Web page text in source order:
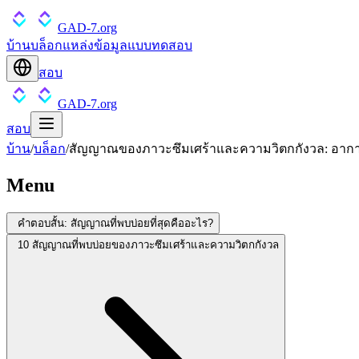
GAD-7.org
บ้านบล็อกแหล่งข้อมูลแบบทดสอบ
สอบ
GAD-7.org
สอบ
บ้าน/บล็อก/สัญญาณของภาวะซึมเศร้าและความวิตกกังวล: อา
Menu
คำตอบสั้น: สัญญาณที่พบบ่อยที่สุดคืออะไร?
10 สัญญาณที่พบบ่อยของภาวะซึมเศร้าและความวิตกกังวล